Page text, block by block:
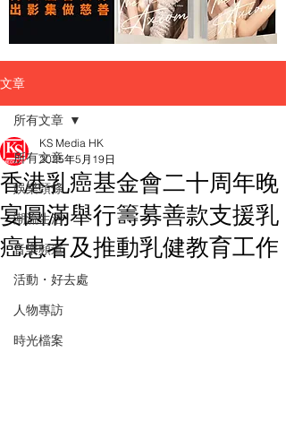
文章
所有文章
娛樂頭條
潮流生活
音樂頻道
活動・好去處
人物專訪
時光檔案
所有文章
香港乳癌基金會二十周年晚
宴圓滿舉行籌募善款支援乳
癌患者及推動乳健教育工作
KS Media HK
2025年5月19日